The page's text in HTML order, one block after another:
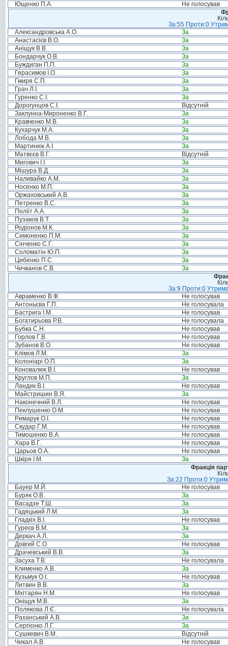
Ющенко П.А.
Не голосував
За:55 Проти:0
Александровська А.О.
За
Анастасієв В.О.
За
Аніщук В.В.
За
Бондарчук О.В.
За
Буждиган П.П.
За
Герасимов І.О.
За
Гмиря С.П.
За
Грач Л.І.
За
Гуренко С.І.
За
Дорогунцов С.І.
Відсутній
Заклунна-Мироненко В.Г.
За
Кравченко М.В.
За
Кухарчук М.А.
За
Лобода М.В.
За
Мартинюк А.І.
За
Матвєєв В.Г.
Відсутній
Мигович І.І.
За
Мішура В.Д.
За
Наливайко А.М.
За
Носенко М.П.
За
Оржаховський А.В.
За
Петренко В.С.
За
Полііт А.А.
За
Пузаков В.Т.
За
Родіонов М.К.
За
Симоненко П.М.
За
Сінченко С.Г.
За
Соломатін Ю.П.
За
Цибенко П.С.
За
Чичканов С.В.
За
За:9 Проти:0
Авраменко В.Ф.
Не голосував
Антоньєва Г.П.
Не голосувала
Бастрига І.М.
Не голосував
Богатирьова Р.В.
Не голосувала
Бубка С.Н.
Не голосував
Горлов Г.В.
Не голосував
Зубанов В.О.
Не голосував
Клімов Л.М.
За
Колоніарі О.П.
За
Коновалюк В.І.
Не голосував
Круглов М.П.
За
Ландик В.І.
Не голосував
Майстришин В.Я.
За
Наконечний В.Л.
Не голосував
Пеклушенко О.М.
Не голосував
Римарук О.І.
Не голосував
Скудар Г.М.
Не голосував
Тимошенко В.А.
Не голосував
Хара В.Г.
Не голосував
Царьов О.А.
Не голосував
Шкіря І.М.
За
Фракція
За:22 Проти:0
Бауер М.Й.
Не голосував
Буряк О.В.
За
Васадзе Т.Ш.
За
Гадяцький Л.М.
За
Гладкіх В.І.
Не голосував
Гуреєв В.М.
За
Деркач А.Л.
За
Довгий С.О.
Не голосував
Драчевський В.В.
За
Засуха Т.В.
Не голосувала
Клименко А.В.
За
Кузьмук О.І.
Не голосував
Литвин В.В.
За
Мхітарян Н.М.
Не голосував
Оніщук М.В.
За
Полякова Л.Є.
Не голосувала
Раханський А.В.
За
Сергієнко Л.Г.
За
Сушкевич В.М.
Відсутній
Чикал А.В.
Не голосував